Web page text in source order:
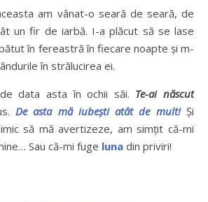
un fir de iarbă. I-a plăcut să se lase
în fereastră în fiecare noapte și m-
în strălucirea ei.
data asta în ochii săi. Te-ai născut
De asta mă iubești atât de mult! Și
să mă avertizeze, am simțit că-mi
Sau că-mi fuge luna din priviri!